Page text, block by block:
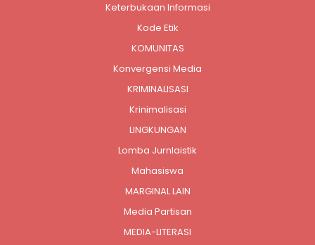
Keterbukaan Informasi
Kode Etik
KOMUNITAS
Konvergensi Media
KRIMINALISASI
Krinimalisasi
LINGKUNGAN
Lomba Jurnlaistik
Mahasiswa
MARGINAL LAIN
Media Partisan
MEDIA-LITERASI